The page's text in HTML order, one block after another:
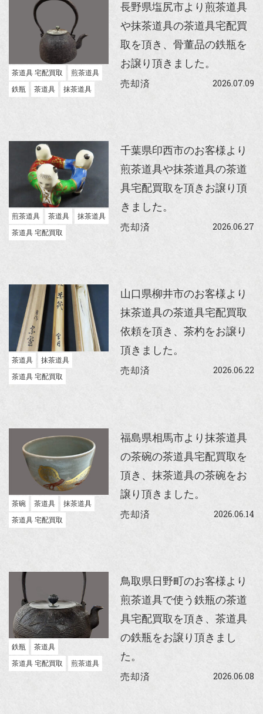
茶道具 宅配買取
煎茶道具
鉄瓶
茶道具 抹茶道具
長野県塩尻市より煎茶道具
や抹茶道具の茶道具宅配買
取を頂き、骨董品の鉄瓶を
お譲り頂きました。
売却済 2026.07.09
煎茶道具 茶道具
抹茶道具
茶道具 宅配買取
千葉県印西市のお客様より
煎茶道具や抹茶道具の茶道
具宅配買取を頂きお譲り頂
きました。
売却済 2026.06.27
茶道具
抹茶道具
茶道具 宅配買取
山口県柳井市のお客様より
抹茶道具の茶道具宅配買取
依頼を頂き、茶杓をお譲り
頂きました。
売却済 2026.06.22
茶碗 茶道具
抹茶道具
茶道具 宅配買取
福島県相馬市より抹茶道具
の茶碗の茶道具宅配買取を
頂き、抹茶道具の茶碗をお
譲り頂きました。
売却済 2026.06.14
鉄瓶
茶道具
茶道具 宅配買取
煎茶道具
鳥取県日野町のお客様より
煎茶道具で使う鉄瓶の茶道
具宅配買取を頂き、茶道具
の鉄瓶をお譲り頂きまし
た。
売却済 2026.06.08